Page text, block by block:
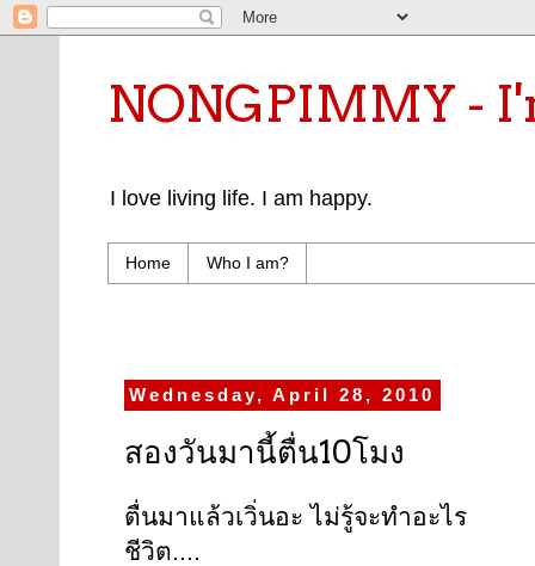
NONGPIMMY -
I love living life. I am happy.
Home Who I am?
Wednesday, April 28, 2010
สองวันมานี้ตื่น10โมง
ตื่นมาแล้วเวิ่นอะ ไม่รู้จะทำอะไร
ชีวิต....